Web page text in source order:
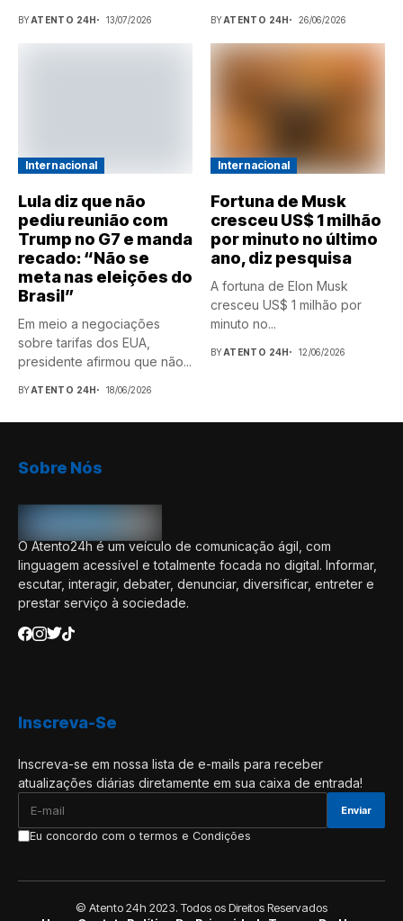
BYATENTO 24H 13/07/2026 BYATENTO 24H 26/06/2026
Internacional
Lula diz que não
pediu reunião com
Trump no G7 e manda
recado: “Não se
meta nas eleições do
Brasil”
Em meio a negociações
sobre tarifas dos EUA,
presidente afirmou que não...
BYATENTO 24H 18/06/2026
Internacional
Fortuna de Musk
cresceu US$ 1 milhão
por minuto no último
ano, diz pesquisa
A fortuna de Elon Musk
cresceu US$ 1 milhão por
minuto no...
BYATENTO 24H 12/06/2026
Sobre Nós
O Atento24h é um veículo de comunicação ágil, com
linguagem acessível e totalmente focada no digital. Informar,
escutar, interagir, debater, denunciar, diversificar, entreter e
prestar serviço à sociedade.
Inscreva-Se
Inscreva-se em nossa lista de e-mails para receber
atualizações diárias diretamente em sua caixa de entrada!
Eu concordo com o termos e Condições
© Atento 24h 2023. Todos os Direitos Reservados